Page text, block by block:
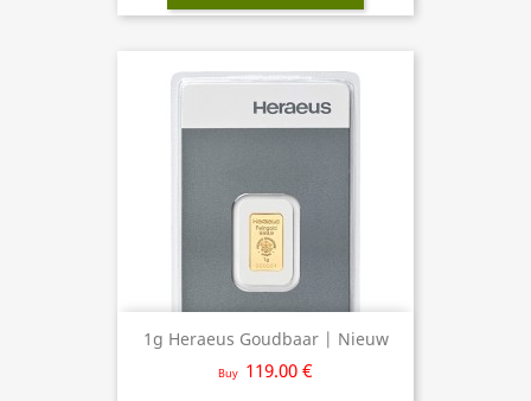
1g Heraeus Goudbaar | Nieuw
Buy 119.00 €